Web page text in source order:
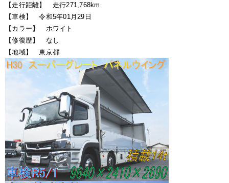
【走行距離】 走行271,768km
【車検】 令和5年01月29日
【カラー】 ホワイト
【修復歴】 なし
【地域】 東京都